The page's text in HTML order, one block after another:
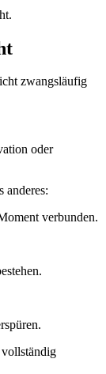
zwangsläufig
oder
anderes:
verbunden.
vollständig